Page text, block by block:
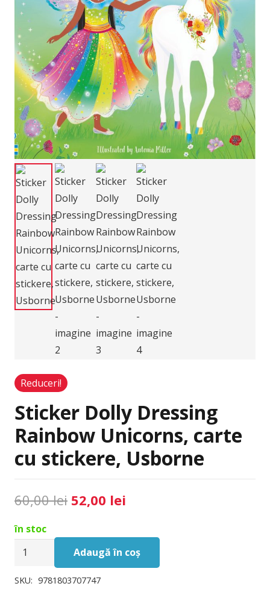
Reduceri!
Sticker Dolly Dressing
Rainbow Unicorns, carte
cu stickere, Usborne
60,00lei Prețul
a
fost:
60,00 lei.
52,00 lei
este:
52,00 lei.
în stoc
Cantitate
Dolly
Adaugă în coș
SKU: 9781803707747